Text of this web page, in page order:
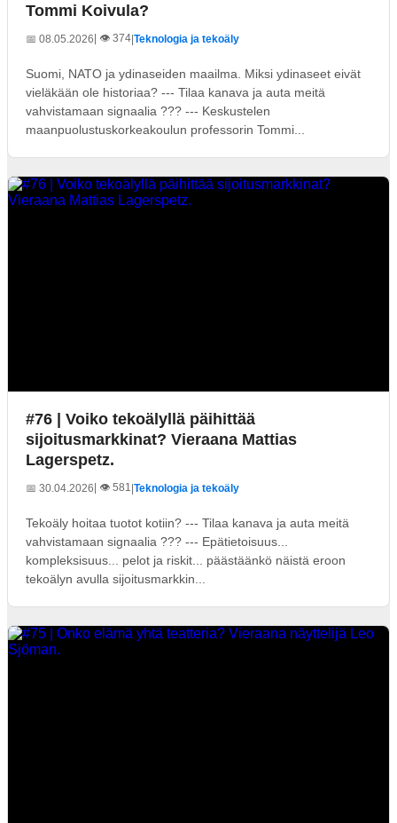
Tommi Koivula?
📅 08.05.2026| 👁️ 374 Teknologia ja tekoäly
Suomi, NATO ja ydinaseiden maailma. Miksi ydinaseet eivät
vieläkään ole historiaa? --- Tilaa kanava ja auta meitä
vahvistamaan signaalia ??? --- Keskustelen
maanpuolustuskorkeakoulun professorin Tommi...
#76 | Voiko tekoälyllä päihittää
sijoitusmarkkinat? Vieraana Mattias
Lagerspetz.
📅 30.04.2026| 👁️ 581 Teknologia ja tekoäly
Tekoäly hoitaa tuotot kotiin? --- Tilaa kanava ja auta meitä
vahvistamaan signaalia ??? --- Epätietoisuus...
kompleksisuus... pelot ja riskit... päästäänkö näistä eroon
tekoälyn avulla sijoitusmarkkin...